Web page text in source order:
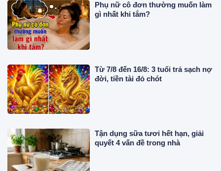
Phụ nữ cô đơn thường muốn làm
gì nhất khi tắm?
Từ 7/8 đến 16/8: 3 tuổi trả sạch nợ
đời, tiền tài đỏ chót
Tận dụng sữa tươi hết hạn, giải
quyết 4 vấn đề trong nhà